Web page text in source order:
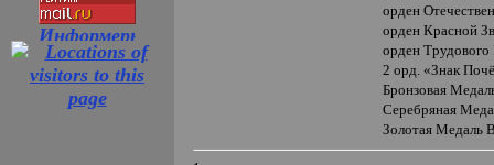
орден
орден Красной
орден
2 орд.«Знак
Бронзовая
Серебряная
Золотая